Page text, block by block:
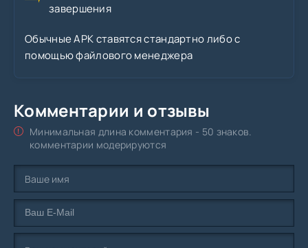
завершения
Обычные APK ставятся стандартно либо с
помощью файлового менеджера
Комментарии и отзывы
Минимальная длина комментария - 50 знаков.
комментарии модерируются